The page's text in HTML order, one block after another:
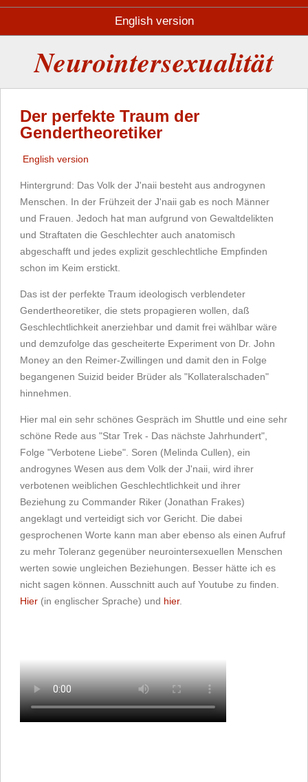
English version
Neurointersexualität
Der perfekte Traum der
Gendertheoretiker
English version
Hintergrund: Das Volk der J'naii besteht aus androgynen
Menschen. In der Frühzeit der J'naii gab es noch Männer
und Frauen. Jedoch hat man aufgrund von Gewaltdelikten
und Straftaten die Geschlechter auch anatomisch
abgeschafft und jedes explizit geschlechtliche Empfinden
schon im Keim erstickt.
Das ist der perfekte Traum ideologisch verblendeter
Gendertheoretiker, die stets propagieren wollen, daß
Geschlechtlichkeit anerziehbar und damit frei wählbar wäre
und demzufolge das gescheiterte Experiment von Dr. John
Money an den Reimer-Zwillingen und damit den in Folge
begangenen Suizid beider Brüder als "Kollateralschaden"
hinnehmen.
Hier mal ein sehr schönes Gespräch im Shuttle und eine sehr
schöne Rede aus "Star Trek - Das nächste Jahrhundert",
Folge "Verbotene Liebe". Soren (Melinda Cullen), ein
androgynes Wesen aus dem Volk der J'naii, wird ihrer
verbotenen weiblichen Geschlechtlichkeit und ihrer
Beziehung zu Commander Riker (Jonathan Frakes)
angeklagt und verteidigt sich vor Gericht. Die dabei
gesprochenen Worte kann man aber ebenso als einen Aufruf
zu mehr Toleranz gegenüber neurointersexuellen Menschen
werten sowie ungleichen Beziehungen. Besser hätte ich es
nicht sagen können. Ausschnitt auch auf Youtube zu finden.
Hier (in englischer Sprache) und hier.